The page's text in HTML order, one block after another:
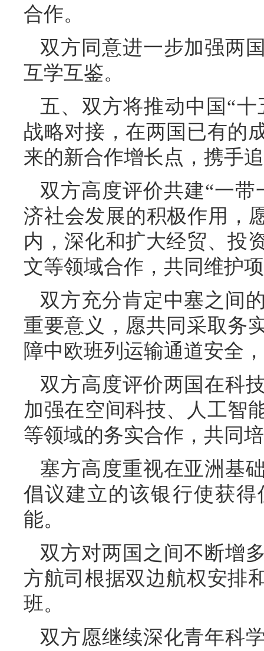
合作。
双方同意进一步加强两
互学互鉴。
五、双方将推动中国“十
战略对接，在两国已有的
来的新合作增长点，携手
双方高度评价共建“一
济社会发展的积极作用，
内，深化和扩大经贸、投
文等领域合作，共同维护
双方充分肯定中塞之间
重要意义，愿共同采取务
障中欧班列运输通道安全
双方高度评价两国在科
加强在空间科技、人工智
等领域的务实合作，共同
塞方高度重视在亚洲基
倡议建立的该银行使获
能。
双方对两国之间不断增
方航司根据双边航权安排
班。
双方愿继续深化青年科